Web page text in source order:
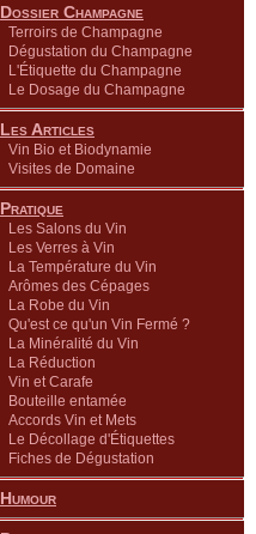
Dossier Champagne
Terroirs de Champagne
Dégustation du Champagne
L'Étiquette du Champagne
Le Dosage du Champagne
Les Articles
Vin Bio et Biodynamie
Visites de Domaine
Pratique
Les Salons du Vin
Les Verres à Vin
La Température du Vin
Arômes des Cépages
La Robe du Vin
Qu'est ce qu'un Vin Fermé ?
La Minéralité du Vin
La Réduction
Vin et Carafe
Bouteille entamée
Accords Vin et Mets
Le Décollage d'Étiquettes
Fiches de Dégustation
Humour